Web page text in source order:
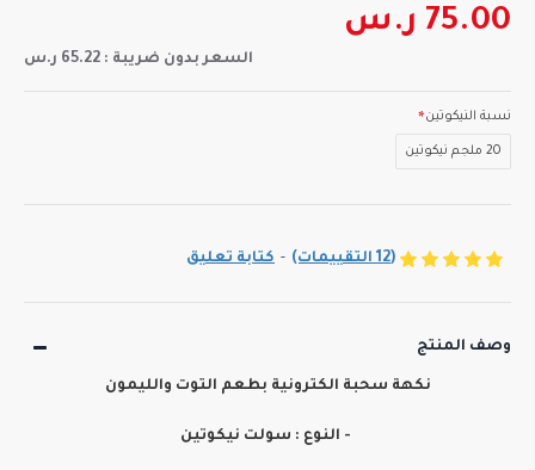
(12 التقييمات) - كتابة تعليق
75.00 ر.س
السعر بدون ضريبة : 65.22 ر.س
نسبة النيكوتين
20 ملجم نيكوتين
وصف المنتج
نكهة سحبة الكترونية بطعم التوت والليمون
- النوع : سولت نيكوتين